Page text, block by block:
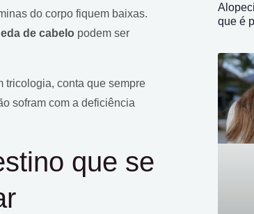
do corpo fiquem baixas.
de cabelo podem ser
tricologia, conta que sempre
sofram com a deficiência
que se
que é